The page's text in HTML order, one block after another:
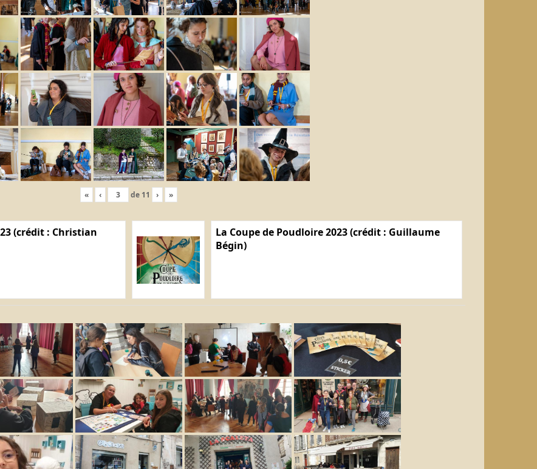
« ‹ de 11 › »
(crédit : Christian
La Coupe de Poudloire 2023 (crédit : Guillaume
Bégin)